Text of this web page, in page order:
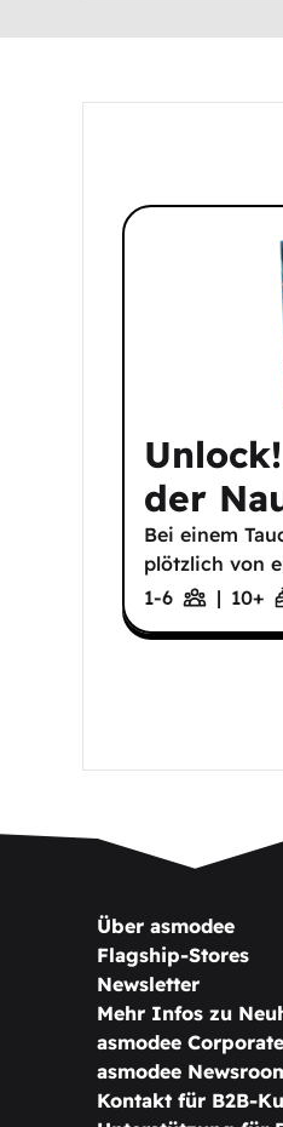
der
Bei einem
plötzlich von
1-6
| 10+
Über asmodee
Flagship-Stores
Newsletter
Mehr Infos zu
asmodee Corporate
asmodee
Kontakt für B2B-